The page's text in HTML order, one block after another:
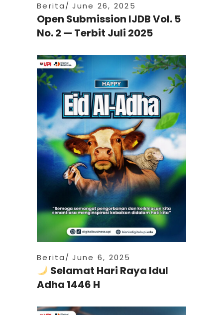
Berita June 26, 2025
Open Submission IJDB Vol. 5
No. 2 — Terbit Juli 2025
Berita June 6, 2025
Selamat Hari Raya Idul
Adha 1446 H